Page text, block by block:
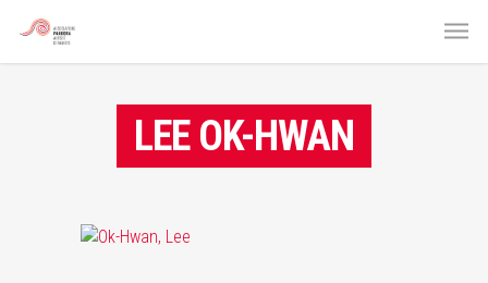
LEE OK-HWAN